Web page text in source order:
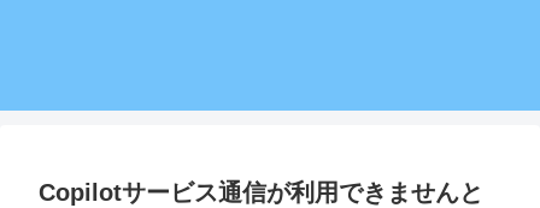
Copilotサービス通信が利用できませんと